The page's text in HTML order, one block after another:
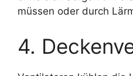
müssen oder durch
4.